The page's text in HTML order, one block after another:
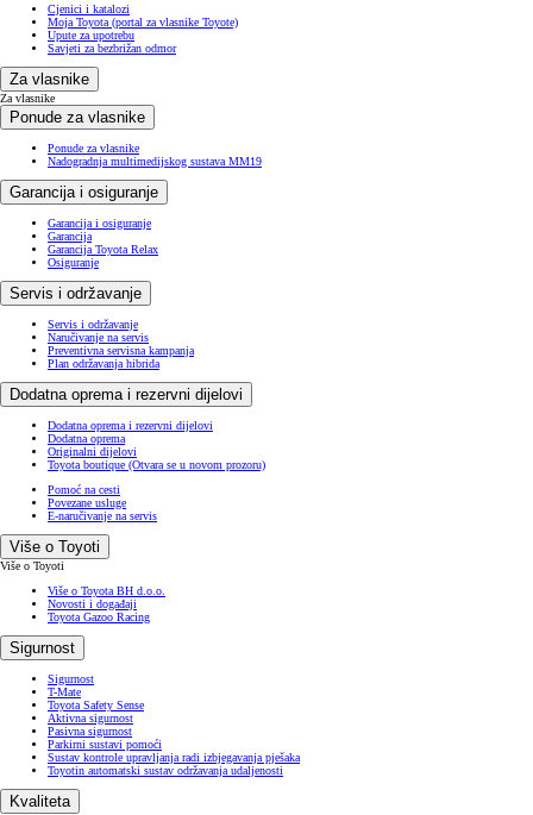
Cjenici i katalozi
Moja Toyota (portal za vlasnike Toyote)
Upute za upotrebu
Savjeti za bezbrižan odmor
Za vlasnike
Za vlasnike
Ponude za vlasnike
Ponude za vlasnike
Nadogradnja multimedijskog sustava MM19
Garancija i osiguranje
Garancija i osiguranje
Garancija
Garancija Toyota Relax
Osiguranje
Servis i održavanje
Servis i održavanje
Naručivanje na servis
Preventivna servisna kampanja
Plan održavanja hibrida
Dodatna oprema i rezervni dijelovi
Dodatna oprema i rezervni dijelovi
Dodatna oprema
Originalni dijelovi
Toyota boutique (Otvara se u novom prozoru)
Pomoć na cesti
Povezane usluge
E-naručivanje na servis
Više o Toyoti
Više o Toyoti
Više o Toyota BH d.o.o.
Novosti i događaji
Toyota Gazoo Racing
Sigurnost
Sigurnost
T-Mate
Toyota Safety Sense
Aktivna sigurnost
Pasivna sigurnost
Parkirni sustavi pomoći
Sustav kontrole upravljanja radi izbjegavanja pješaka
Toyotin automatski sustav održavanja udaljenosti
Kvaliteta